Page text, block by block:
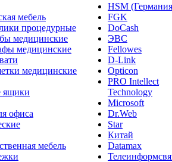
мебель
процедурные
медицинские
медицинские
медицинские
ящики
офиса
мебель
HSM
FGK
DoCash
ЭВС
Fellowes
D-Link
Opticon
PRO Intellect
Technology
Microsoft
Dr.Web
Star
Китай
Datamax